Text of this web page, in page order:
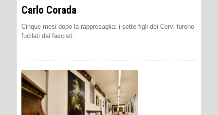
Carlo Corada
Cinque mesi dopo la rappresaglia: i sette figli dei Cervi furono
fucilati dai fascisti.